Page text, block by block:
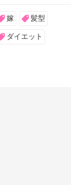
嫁 髪型
ダイエット